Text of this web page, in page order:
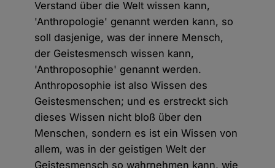
Verstand über die Welt wissen kann,
'Anthropologie' genannt werden kann, so
soll dasjenige, was der innere Mensch,
der Geistesmensch wissen kann,
'Anthroposophie' genannt werden.
Anthroposophie ist also Wissen des
Geistesmenschen; und es erstreckt sich
dieses Wissen nicht bloß über den
Menschen, sondern es ist ein Wissen von
allem, was in der geistigen Welt der
Geistesmensch so wahrnehmen kann, wie